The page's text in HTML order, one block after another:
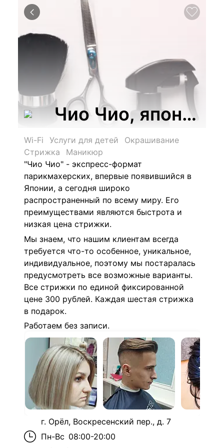
Чио Чио,
Wi-Fi Услуги для детей
Окрашивание
Стрижка
Маникюр
"Чио Чио" - экспресс-формат
парикмахерских, впервые появившийся в
Японии, а сегодня широко
распространенный по всему миру. Его
преимуществами являются быстрота и
низкая цена стрижки.
Мы знаем, что нашим клиентам всегда
требуется что-то особенное, уникальное,
индивидуальное, поэтому мы постаралась
предусмотреть все возможные варианты.
Все стрижки по единой фиксированной
цене 300 рублей. Каждая шестая стрижка
в подарок.
Работаем без записи.
г. Орёл, Воскресенский пер., д. 7
Пн-Вс 08:00-20:00